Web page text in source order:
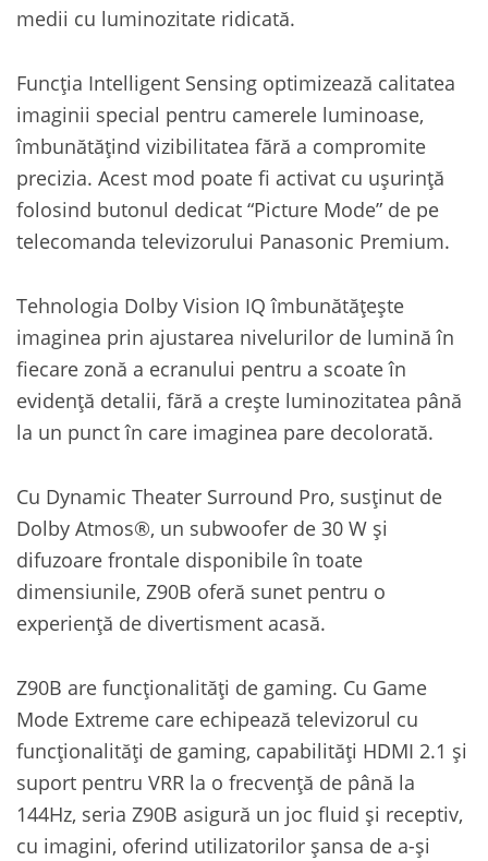
medii cu luminozitate ridicată.
Funcția Intelligent Sensing optimizează calitatea
imaginii special pentru camerele luminoase,
îmbunătățind vizibilitatea fără a compromite
precizia. Acest mod poate fi activat cu ușurință
folosind butonul dedicat “Picture Mode” de pe
telecomanda televizorului Panasonic Premium.
Tehnologia Dolby Vision IQ îmbunătățește
imaginea prin ajustarea nivelurilor de lumină în
fiecare zonă a ecranului pentru a scoate în
evidență detalii, fără a crește luminozitatea până
la un punct în care imaginea pare decolorată.
Cu Dynamic Theater Surround Pro, susținut de
Dolby Atmos®, un subwoofer de 30 W și
difuzoare frontale disponibile în toate
dimensiunile, Z90B oferă sunet pentru o
experiență de divertisment acasă.
Z90B are funcționalități de gaming. Cu Game
Mode Extreme care echipează televizorul cu
funcționalități de gaming, capabilități HDMI 2.1 și
suport pentru VRR la o frecvență de până la
144Hz, seria Z90B asigură un joc fluid și receptiv,
cu imagini, oferind utilizatorilor șansa de a-și